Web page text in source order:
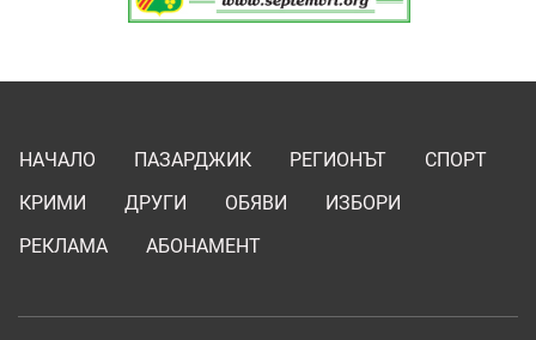
НАЧАЛО ПАЗАРДЖИК РЕГИОНЪТ
СПОРТ
КРИМИ
ДРУГИ ОБЯВИ
ИЗБОРИ
РЕКЛАМА
АБОНАМЕНТ